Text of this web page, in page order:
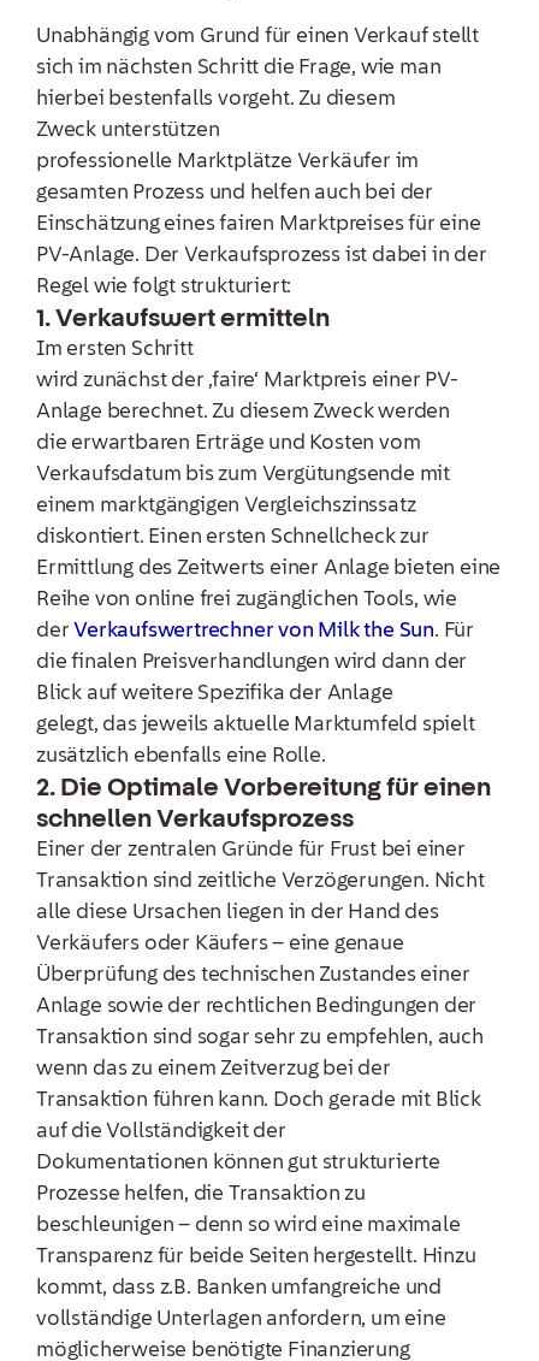
Unabhängig vom Grund für einen Verkauf stellt
sich im nächsten Schritt die Frage, wie man
hierbei bestenfalls vorgeht. Zu diesem
Zweck unterstützen
professionelle Marktplätze Verkäufer im
gesamten Prozess und helfen auch bei der
Einschätzung eines fairen Marktpreises für eine
PV-Anlage. Der Verkaufsprozess ist dabei in der
Regel wie folgt strukturiert:
1. Verkaufswert ermitteln
Im ersten Schritt
wird zunächst der ‚faire‘ Marktpreis einer PV-
Anlage berechnet. Zu diesem Zweck werden
die erwartbaren Erträge und Kosten vom
Verkaufsdatum bis zum Vergütungsende mit
einem marktgängigen Vergleichszinssatz
diskontiert. Einen ersten Schnellcheck zur
Ermittlung des Zeitwerts einer Anlage bieten eine
Reihe von online frei zugänglichen Tools, wie
derVerkaufswertrechner von Milk the Sun. Für
die finalen Preisverhandlungen wird dann der
Blick auf weitere Spezifika der Anlage
gelegt, das jeweils aktuelle Marktumfeld spielt
zusätzlich ebenfalls eine Rolle.
2. Die Optimale Vorbereitung für einen
schnellen Verkaufsprozess
Einer der zentralen Gründe für Frust bei einer
Transaktion sind zeitliche Verzögerungen. Nicht
alle diese Ursachen liegen in der Hand des
Verkäufers oder Käufers – eine genaue
Überprüfung des technischen Zustandes einer
Anlage sowie der rechtlichen Bedingungen der
Transaktion sind sogar sehr zu empfehlen, auch
wenn das zu einem Zeitverzug bei der
Transaktion führen kann. Doch gerade mit Blick
auf die Vollständigkeit der
Dokumentationen können gut strukturierte
Prozesse helfen, die Transaktion zu
beschleunigen – denn so wird eine maximale
Transparenz für beide Seiten hergestellt. Hinzu
kommt, dass z.B. Banken umfangreiche und
vollständige Unterlagen anfordern, um eine
möglicherweise benötigte Finanzierung